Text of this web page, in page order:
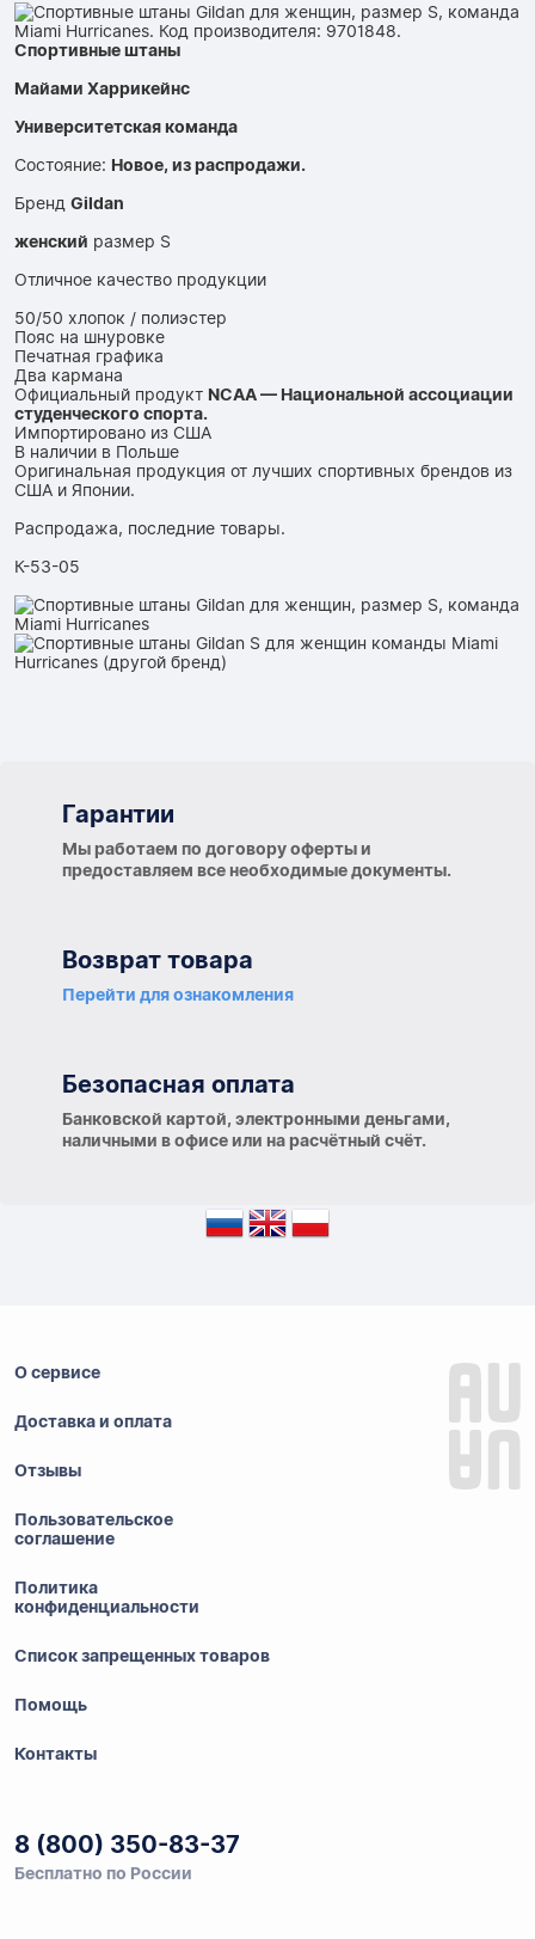
Спортивные штаны
Майами Харрикейнс
Университетская команда
Состояние: Новое, из распродажи.
Бренд Gildan
женский размер S
Отличное качество продукции
50/50 хлопок / полиэстер
Пояс на шнуровке
Печатная графика
Два кармана
Официальный продукт NCAA — Национальной ассоциации
студенческого спорта.
Импортировано из США
В наличии в Польше
Оригинальная продукция от лучших спортивных брендов из
США и Японии.
Распродажа, последние товары.
К-53-05
Гарантии
Мы работаем по договору оферты и
предоставляем все необходимые документы.
Возврат товара
Перейти для ознакомления
Безопасная оплата
Банковской картой, электронными деньгами,
наличными в офисе или на расчётный счёт.
О сервисе
Доставка и оплата
Отзывы
Пользовательское
соглашение
Политика
конфиденциальности
Список запрещенных товаров
Помощь
Контакты
8 (800) 350-83-37
Бесплатно по России